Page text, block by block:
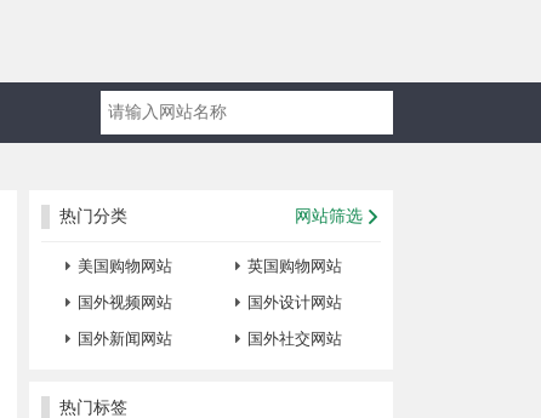
热门分类 网站筛选
美国购物网站
英国购物网站
国外视频网站
国外设计网站
国外新闻网站
国外社交网站
热门标签